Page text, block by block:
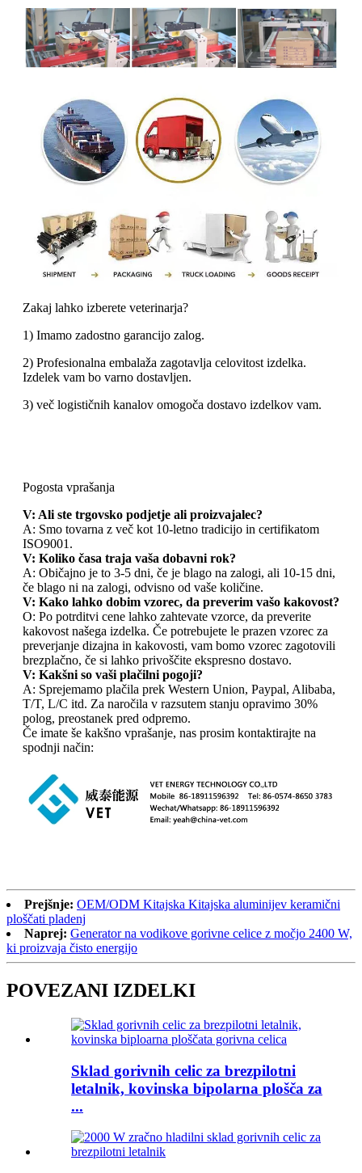
Zakaj lahko izberete veterinarja?
1) Imamo zadostno garancijo zalog.
2) Profesionalna embalaža zagotavlja celovitost izdelka.
Izdelek vam bo varno dostavljen.
3) več logističnih kanalov omogoča dostavo izdelkov vam.
Pogosta vprašanja
V: Ali ste trgovsko podjetje ali proizvajalec?
A: Smo tovarna z več kot 10-letno tradicijo in certifikatom
ISO9001.
V: Koliko časa traja vaša dobavni rok?
A: Običajno je to 3-5 dni, če je blago na zalogi, ali 10-15 dni,
če blago ni na zalogi, odvisno od vaše količine.
V: Kako lahko dobim vzorec, da preverim vašo kakovost?
O: Po potrditvi cene lahko zahtevate vzorce, da preverite
kakovost našega izdelka. Če potrebujete le prazen vzorec za
preverjanje dizajna in kakovosti, vam bomo vzorec zagotovili
brezplačno, če si lahko privoščite ekspresno dostavo.
V: Kakšni so vaši plačilni pogoji?
A: Sprejemamo plačila prek Western Union, Paypal, Alibaba,
T/T, L/C itd. Za naročila v razsutem stanju opravimo 30%
polog, preostanek pred odpremo.
Če imate še kakšno vprašanje, nas prosim kontaktirajte na
spodnji način:
Prejšnje: OEM/ODM Kitajska Kitajska aluminijev keramični
ploščati pladenj
Naprej: Generator na vodikove gorivne celice z močjo 2400 W,
ki proizvaja čisto energijo
POVEZANI IZDELKI
Sklad gorivnih celic za brezpilotni
letalnik, kovinska bipolarna plošča za
...